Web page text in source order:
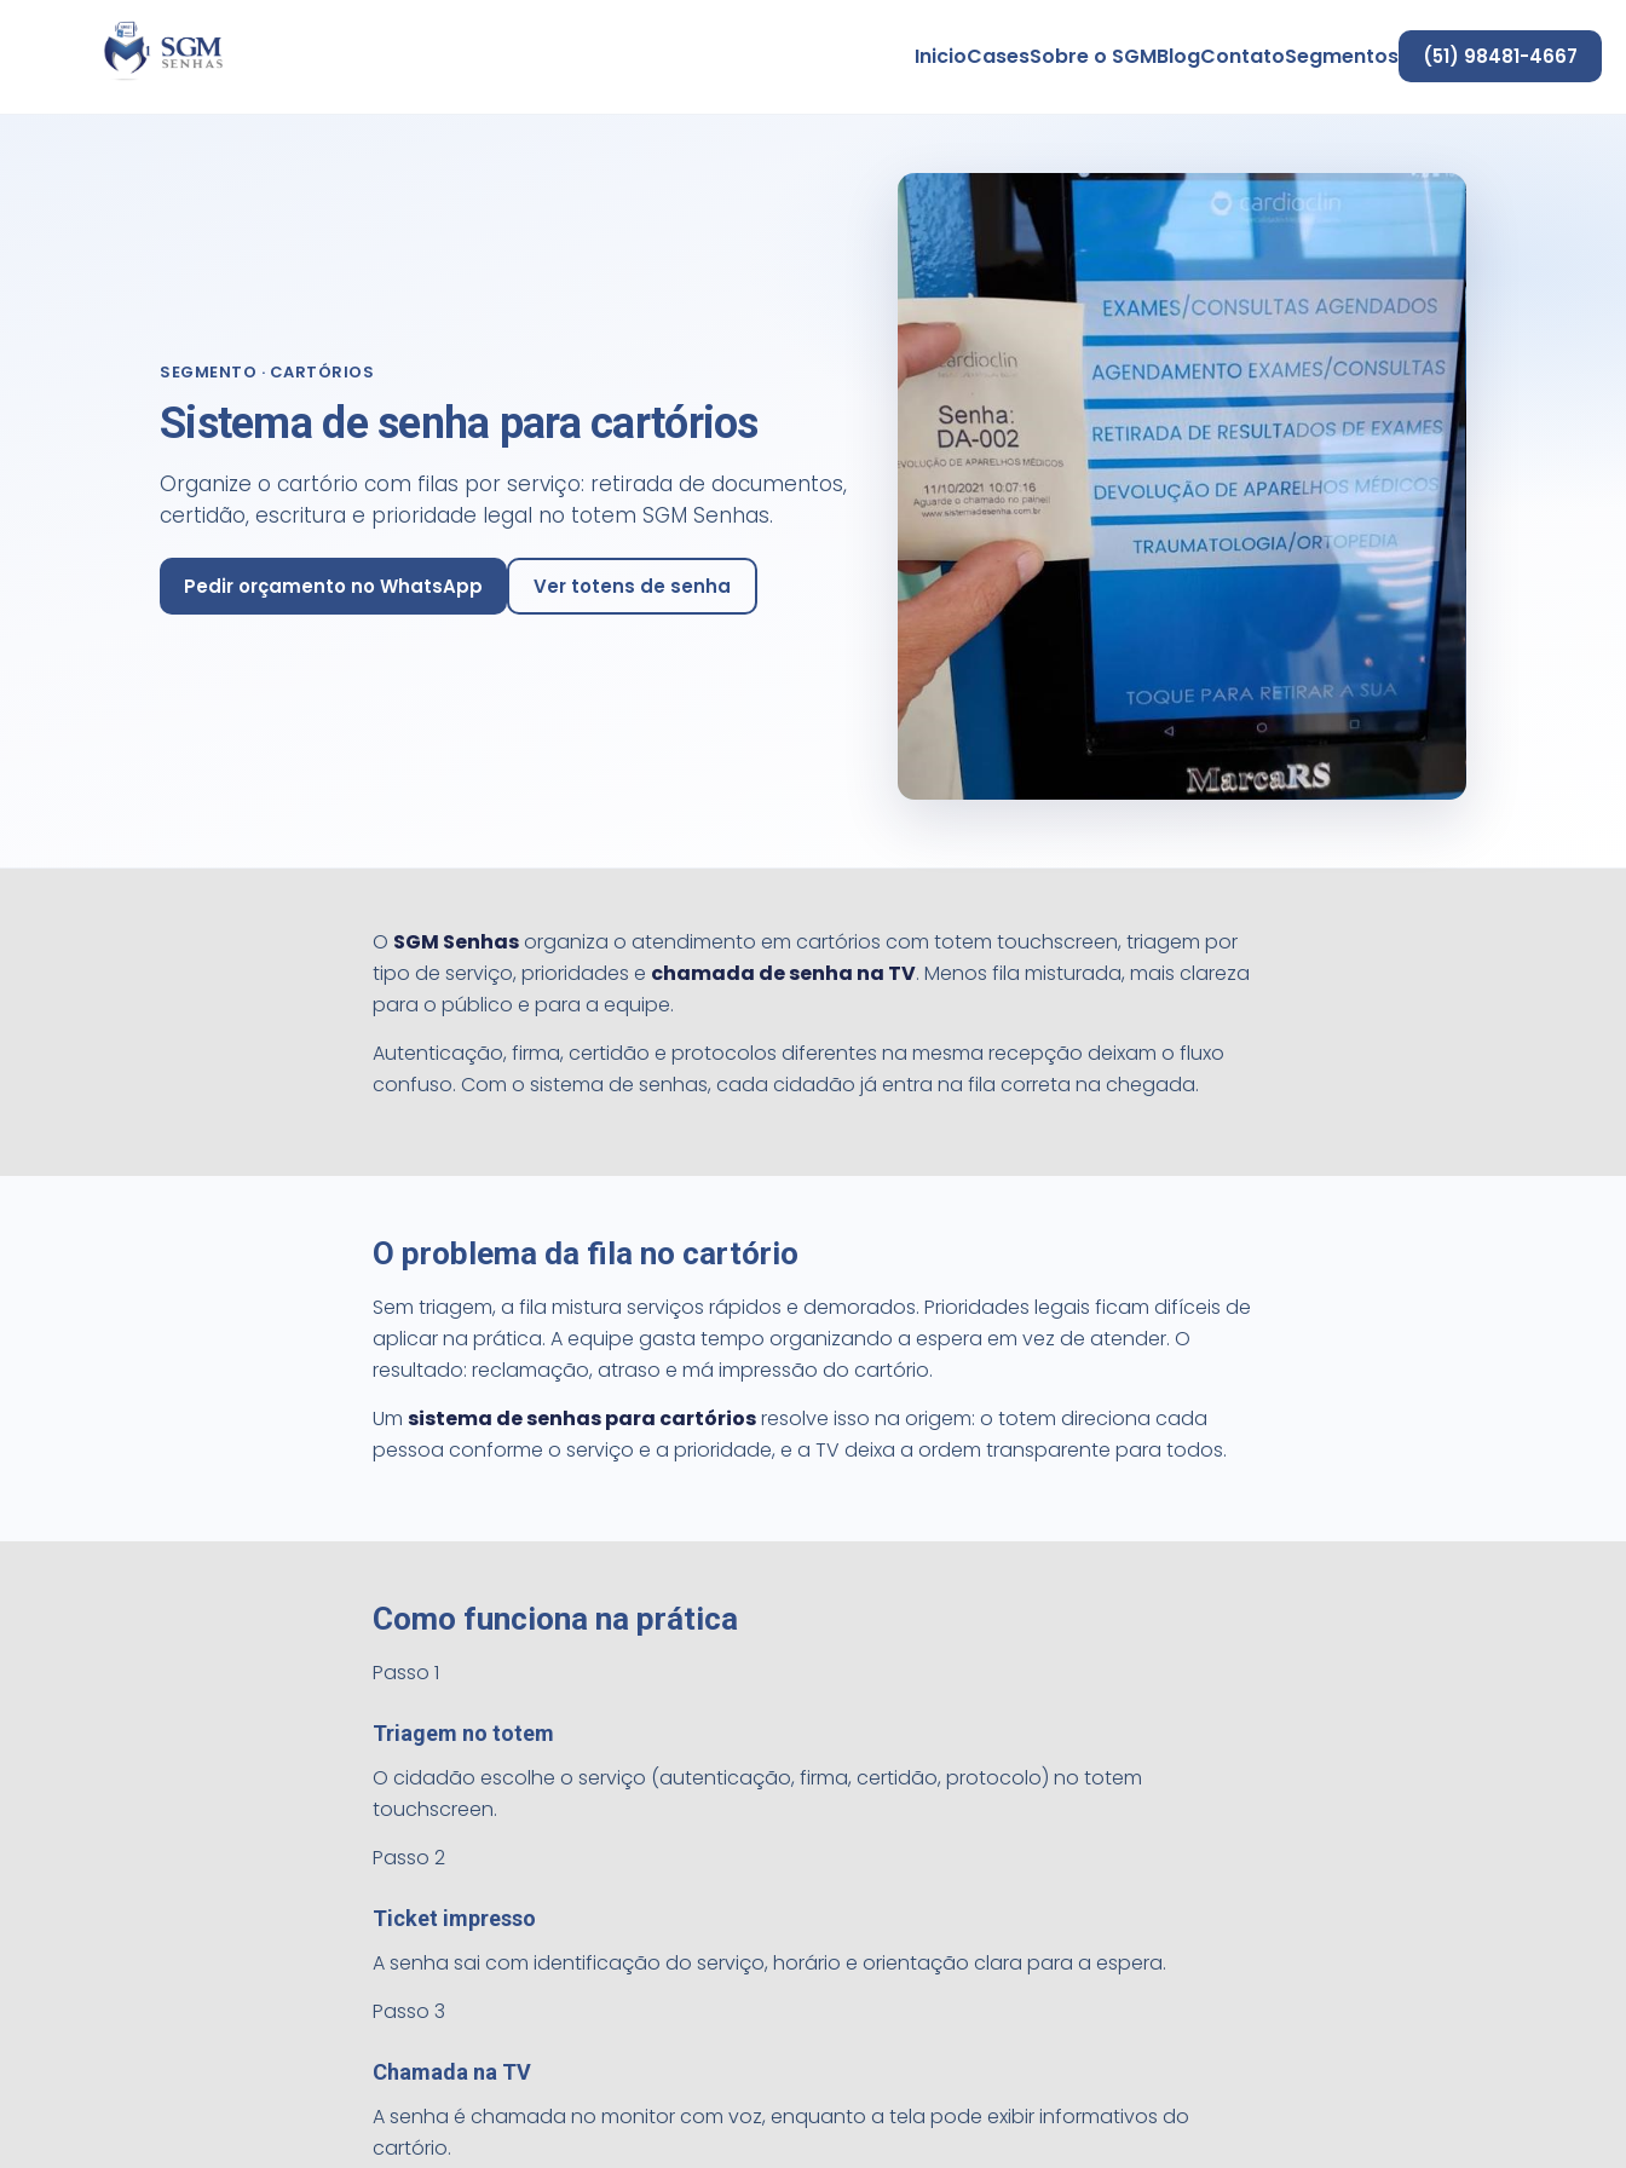
InicioCasesSobre o SGMBlogContatoSegmentos (51) 98481-4667
SEGMENTO · CARTÓRIOS
Sistema de senha para cartórios
Organize o cartório com filas por serviço: retirada de documentos,
certidão, escritura e prioridade legal no totem SGM Senhas.
Pedir orçamento no WhatsApp Ver totens de senha
O SGM Senhasorganiza o atendimento em cartórios com totem touchscreen, triagem por
tipo de serviço, prioridades e chamada de senha na TV. Menos fila misturada, mais clareza
para o público e para a equipe.
Autenticação, firma, certidão e protocolos diferentes na mesma recepção deixam o fluxo
confuso. Com o sistema de senhas, cada cidadão já entra na fila correta na chegada.
O problema da fila no cartório
Sem triagem, a fila mistura serviços rápidos e demorados. Prioridades legais ficam difíceis de
aplicar na prática. A equipe gasta tempo organizando a espera em vez de atender. O
resultado: reclamação, atraso e má impressão do cartório.
Um sistema de senhas para cartóriosresolve isso na origem: o totem direciona cada
pessoa conforme o serviço e a prioridade, e a TV deixa a ordem transparente para todos.
Como funciona na prática
Passo 1
Triagem no totem
O cidadão escolhe o serviço (autenticação, firma, certidão, protocolo) no totem
touchscreen.
Passo 2
Ticket impresso
A senha sai com identificação do serviço, horário e orientação clara para a espera.
Passo 3
Chamada na TV
A senha é chamada no monitor com voz, enquanto a tela pode exibir informativos do
cartório.